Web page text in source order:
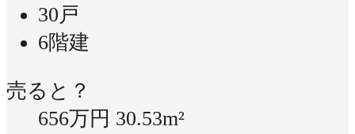
30戸
6階建
売ると？
656万円 30.53m²